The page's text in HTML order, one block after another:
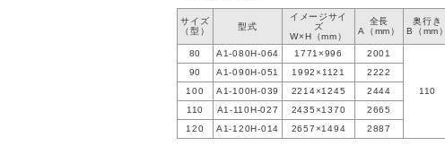
サイズ
（型）
型式
イメージサイ
ズ
W×H（mm）
全長
A（mm）
奥行き
B（mm）
80 A1-080H-064 1771×996 2001
110
90
A1-090H-051 1992×1121 2222
100
A1-100H-039 2214×1245 2444
110
A1-110H-027 2435×1370 2665
120
A1-120H-014 2657×1494 2887